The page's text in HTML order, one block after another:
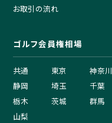
お取引の流れ
ゴルフ会員権相場
共通 東京
神奈川
静岡
埼玉
千葉
栃木
茨城
群馬
山梨